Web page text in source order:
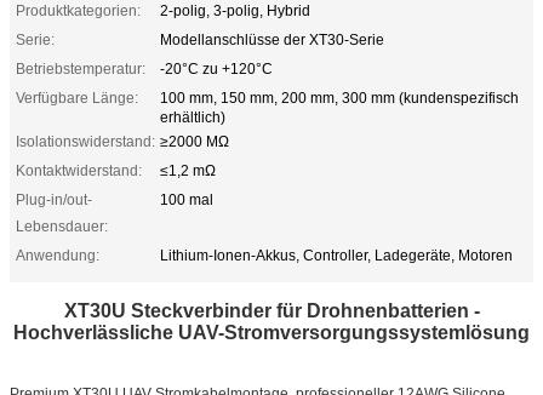
Produktkategorien:
2-polig, 3-polig, Hybrid
Serie:
Modellanschlüsse der XT30-Serie
Betriebstemperatur:
-20°C zu +120°C
Verfügbare Länge:
100 mm, 150 mm, 200 mm, 300 mm (kundenspezifisch
erhältlich)
Isolationswiderstand: ≥2000 MΩ
Kontaktwiderstand:
≤1,2 mΩ
Plug-in/out-
Lebensdauer:
100 mal
Anwendung: Lithium-Ionen-Akkus, Controller, Ladegeräte, Motoren
XT30U Steckverbinder für Drohnenbatterien -
Hochverlässliche UAV-Stromversorgungssystemlösung